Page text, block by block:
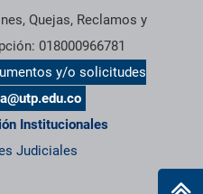
Quejas, Reclamos y
018000966781
y/o solicitudes
Institucionales
Judiciales